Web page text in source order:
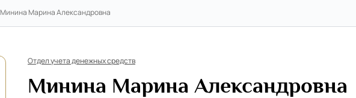
Минина Марина Александровна
Отдел учета денежных средств
Минина Марина Александровна